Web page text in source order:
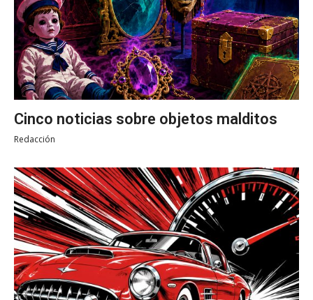
Cinco noticias sobre objetos malditos
Redacción